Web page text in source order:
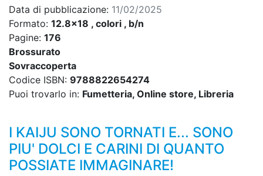
Data di pubblicazione: 11/02/2025
Formato: 12.8x18 , colori , b/n
Pagine: 176
Brossurato
Sovraccoperta
Codice ISBN: 9788822654274
Puoi trovarlo in: Fumetteria, Online store, Libreria
I KAIJU SONO TORNATI E... SONO
PIU' DOLCI E CARINI DI QUANTO
POSSIATE IMMAGINARE!